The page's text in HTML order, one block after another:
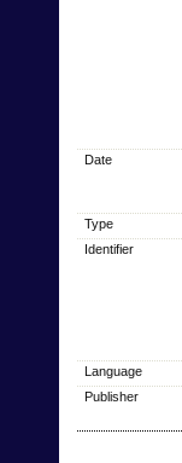
Date
Type
Identifier
Language
Publisher